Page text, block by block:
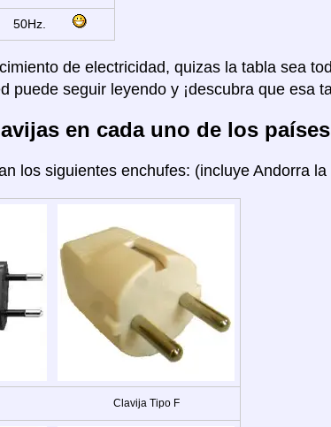
50Hz.
de electricidad, quizas la tabla sea
puede seguir leyendo y ¡descubra que esa
en cada uno de los países
los siguientes enchufes: (incluye Andorra la
Clavija Tipo F